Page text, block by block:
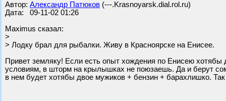
Автор: Александр Патюков (---.Krasnoyarsk.dial.rol.ru)
Дата: 09-11-02 01:26
Maximus сказал:
>
> Лодку брал для рыбалки. Живу в Красноярске на Енисее.
Привет земляку! Если есть опыт хождения по Енисею хотябы
условиям, в шторм на крылышках не поюзаешь. Да и берут
в нем будет хотябы двое мужиков + бензин + барахлишко. Так